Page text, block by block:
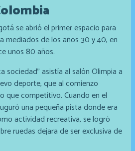
se abrió el primer espacio para
mediados de los años 30 y 40, en
unos 80 años.
sociedad” asistía al salón Olimpia a
deporte, que al comienzo
que competitivo. Cuando en el
una pequeña pista donde era
actividad recreativa, se logró
ruedas dejara de ser exclusiva de